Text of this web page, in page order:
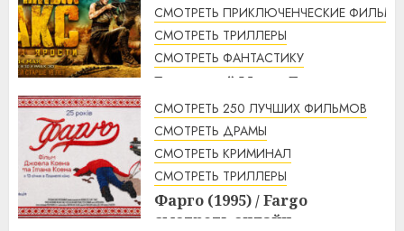
СМОТРЕТЬ ПРИКЛЮЧЕНЧЕСКИЕ ФИЛЬМЫ
СМОТРЕТЬ ТРИЛЛЕРЫ
СМОТРЕТЬ ФАНТАСТИКУ
Безумный Макс: Дорога
ярости (2015) / Mad Max: Fury
Road смотреть онлайн
1:56 07.08.2026
СМОТРЕТЬ 250 ЛУЧШИХ ФИЛЬМОВ
СМОТРЕТЬ ДРАМЫ
СМОТРЕТЬ КРИМИНАЛ
СМОТРЕТЬ ТРИЛЛЕРЫ
Фарго (1995) / Fargo
смотреть онлайн